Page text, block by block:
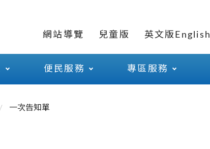
網站導覽 兒童版 英文版English
便民服務 專區服務
一次告知單